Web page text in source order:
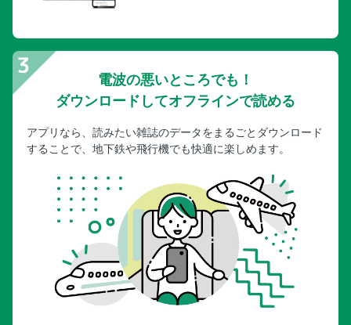
電波の悪いところでも！
ダウンロードしてオフラインで読める
アプリなら、読みたい雑誌のデータをまるごとダウンロード
することで、地下鉄や飛行機でも快適に楽しめます。